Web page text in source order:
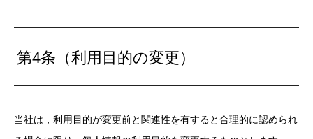
第4条（利用目的の変更）
当社は，利用目的が変更前と関連性を有すると合理的に認められ